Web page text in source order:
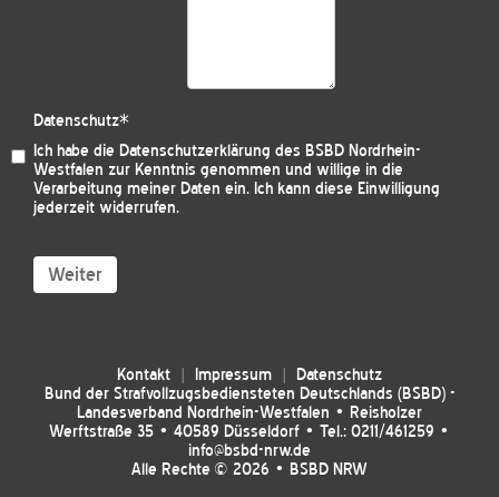
Datenschutz*
Ich habe die Datenschutzerklärung des BSBD Nordrhein-
Westfalen zur Kenntnis genommen und willige in die
Verarbeitung meiner Daten ein. Ich kann diese Einwilligung
jederzeit widerrufen.
Weiter
Kontakt Impressum
Datenschutz
Bund der Strafvollzugsbediensteten Deutschlands (BSBD) -
Landesverband Nordrhein-Westfalen • Reisholzer
Werftstraße 35 • 40589 Düsseldorf • Tel.: 0211/461259 •
info@bsbd-nrw.de
Alle Rechte © 2026 • BSBD NRW